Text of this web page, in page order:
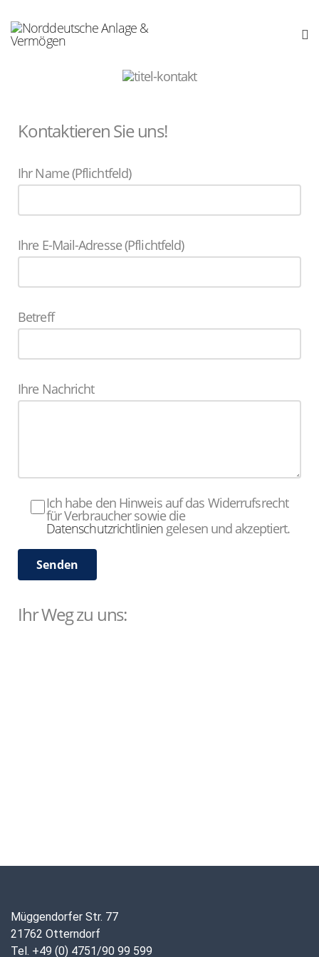
Kontaktieren Sie uns!
Ihr Name (Pflichtfeld)
Ihre E-Mail-Adresse (Pflichtfeld)
Betreff
Ihre Nachricht
Ich habe den Hinweis auf das Widerrufsrecht
für Verbraucher sowie die
Datenschutzrichtlinien gelesen und akzeptiert.
Ihr Weg zu uns:
Müggendorfer Str. 77
21762 Otterndorf
Tel. +49 (0) 4751/90 99 599